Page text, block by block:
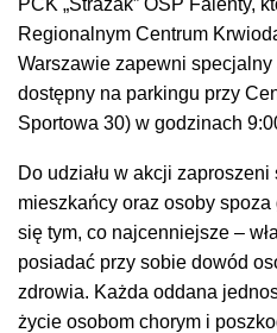
Regionalnym Centrum
Warszawie zapewni
dostępny na parkingu przy
Sportowa 30) w godzinach
Do udziału w akcji zaproszeni
mieszkańcy oraz osoby
się tym, co najcenniejsze –
posiadać przy sobie dowód
zdrowia. Każda oddana
życie osobom chorym i